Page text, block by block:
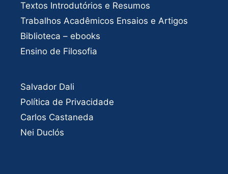
Textos Introdutórios e Resumos
Trabalhos Acadêmicos Ensaios e Artigos
Biblioteca – ebooks
Ensino de Filosofia
Salvador Dali
Política de Privacidade
Carlos Castaneda
Nei Duclós